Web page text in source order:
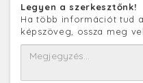
Legyen a szerkesztőnk!
Ha több információt tud
képszöveg, ossza meg